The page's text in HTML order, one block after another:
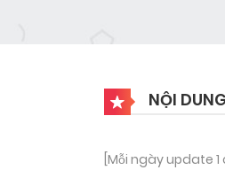
NỘI
[Mỗi ngày update